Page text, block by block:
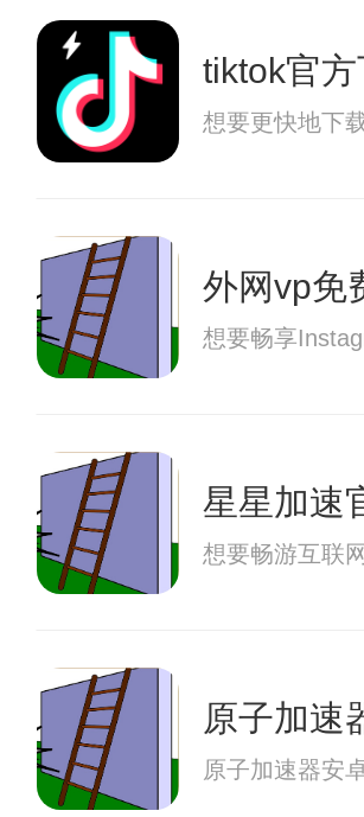
tiktok官
想要更快地下
外网vp免
想要畅享
星星加速
想要畅游互联
原子加速
原子加速器安